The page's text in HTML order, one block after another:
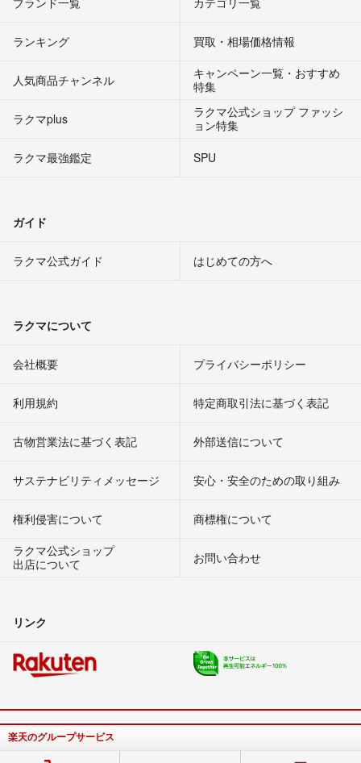
ランキング 買取・相場価格情報
人気商品チャンネル
キャンペーン一覧・おすすめ
特集
ラクマplus
ラクマ公式ショップ ファッシ
ョン特集
ラクマ最強鑑定
SPU
ガイド
ラクマ公式ガイド はじめての方へ
ラクマについて
会社概要 プライバシーポリシー
利用規約 特定商取引法に基づく表記
古物営業法に基づく表記 外部送信について
サステナビリティメッセージ 安心・安全のための取り組み
権利侵害について
商標権について
ラクマ公式ショップ
出店について
お問い合わせ
リンク
楽天のグループサービス